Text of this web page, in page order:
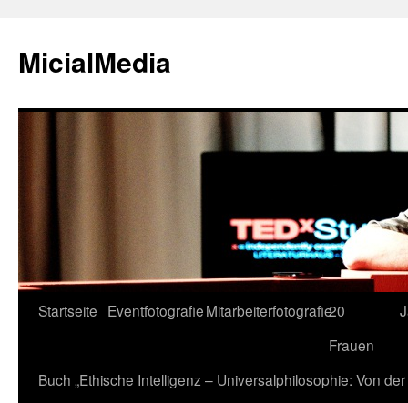
MicialMedia
Zum
springen
Startseite EventfotografieMitarbeiterfotografie20
Frauen
Buch „Ethische Intelligenz – Universalphilosophie: Von